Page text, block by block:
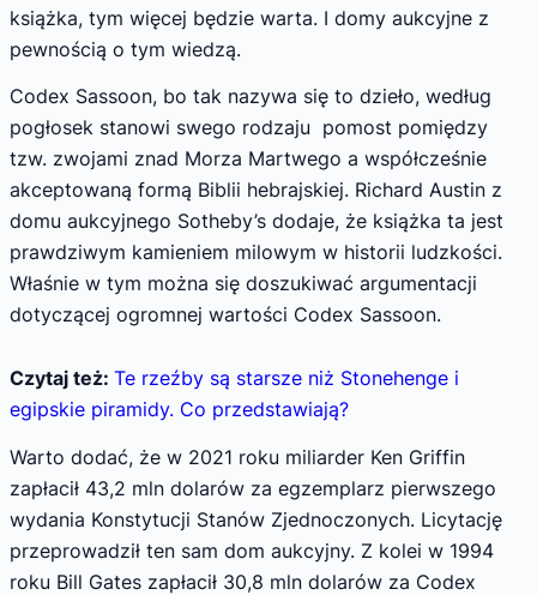
książka, tym więcej będzie warta. I domy aukcyjne z
pewnością o tym wiedzą.
Codex Sassoon, bo tak nazywa się to dzieło, według
pogłosek stanowi swego rodzaju pomost pomiędzy
tzw. zwojami znad Morza Martwego a współcześnie
akceptowaną formą Biblii hebrajskiej. Richard Austin z
domu aukcyjnego Sotheby’s dodaje, że książka ta jest
prawdziwym kamieniem milowym w historii ludzkości.
Właśnie w tym można się doszukiwać argumentacji
dotyczącej ogromnej wartości Codex Sassoon.
Czytaj też: Te rzeźby są starsze niż Stonehenge i
egipskie piramidy. Co przedstawiają?
Warto dodać, że w 2021 roku miliarder Ken Griffin
zapłacił 43,2 mln dolarów za egzemplarz pierwszego
wydania Konstytucji Stanów Zjednoczonych. Licytację
przeprowadził ten sam dom aukcyjny. Z kolei w 1994
roku Bill Gates zapłacił 30,8 mln dolarów za Codex